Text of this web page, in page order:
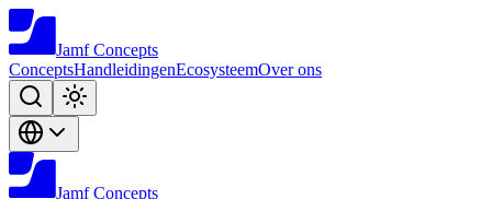
Jamf Concepts
ConceptsHandleidingenEcosysteemOver ons
Jamf Concepts